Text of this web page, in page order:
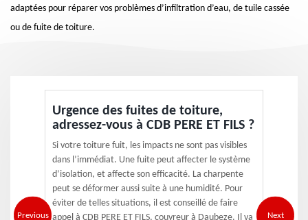
adaptées pour réparer vos problèmes d’infiltration d’eau, de tuile cassée
ou de fuite de toiture.
Previous
Urgence des fuites de toiture,
adressez-vous à CDB PERE ET FILS ?
Si votre toiture fuit, les impacts ne sont pas visibles
dans l’immédiat. Une fuite peut affecter le système
d’isolation, et affecte son efficacité. La charpente
peut se déformer aussi suite à une humidité. Pour
éviter de telles situations, il est conseillé de faire
appel à CDB PERE ET FILS, couvreur à Daubeze. Il va
Next